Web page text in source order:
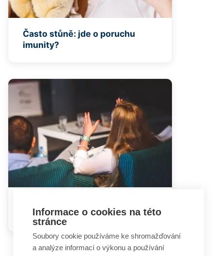
Často stůně: jde o poruchu
imunity?
ublížit i prospět
Informace o cookies na této
stránce
Soubory cookie používáme ke shromažďování
a analýze informací o výkonu a používání